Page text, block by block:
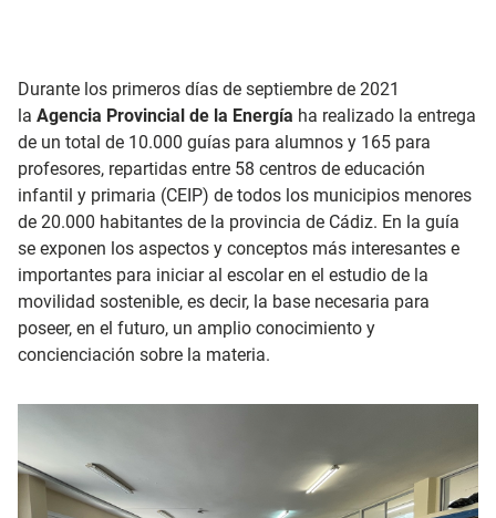
Durante los primeros días de septiembre de 2021
la Agencia Provincial de la Energía ha realizado la entrega
de un total de 10.000 guías para alumnos y 165 para
profesores, repartidas entre 58 centros de educación
infantil y primaria (CEIP) de todos los municipios menores
de 20.000 habitantes de la provincia de Cádiz. En la guía
se exponen los aspectos y conceptos más interesantes e
importantes para iniciar al escolar en el estudio de la
movilidad sostenible, es decir, la base necesaria para
poseer, en el futuro, un amplio conocimiento y
concienciación sobre la materia.